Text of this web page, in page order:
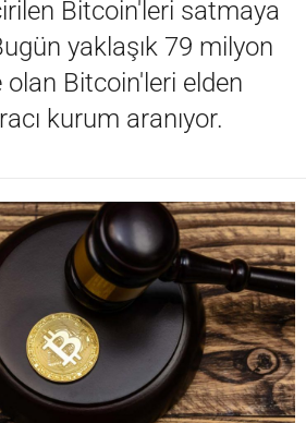
Bitcoin'leri satmaya
yaklaşık 79 milyon
Bitcoin'leri elden
kurum aranıyor.